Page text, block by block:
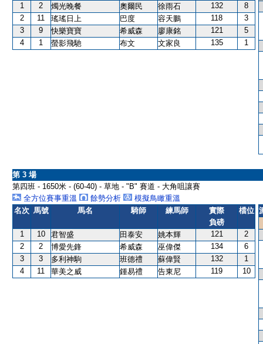
1 2 燭光晚餐 奧爾民 徐雨石 132
8
2
11 瑤瑤日上 巴度 容天鵬 118
3
3
9 快樂寶寶 希威森 廖康銘 121
5
4
1 螢影飛馳 布文 文家良 135 1
第 3 場
第四班 - 1650米 - (60-40) - 草地 - "B" 賽道 - 大角咀讓賽
全方位賽事重溫
餘勢分析
模擬鳥瞰重溫
名次 馬號 馬名 騎師 練馬師
實際
負磅
檔位
1 10 君智盛 田泰安 姚本輝 121
2
2
2 博愛先鋒 希威森 巫偉傑 134
6
3
3 多利神駒 班德禮 蘇偉賢 132
1
4
11 華美之威 鍾易禮 告東尼 119 10